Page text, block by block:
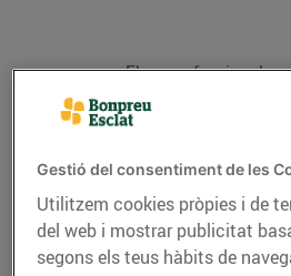
Els professionals
la compra on-line a
aquest nou equip de
Fins a la data
persones per reforçar i
demanda tant de
Gestió del consentiment de les
Utilitzem cookies pròpies i de
del web i mostrar publicitat
segons els teus hàbits de